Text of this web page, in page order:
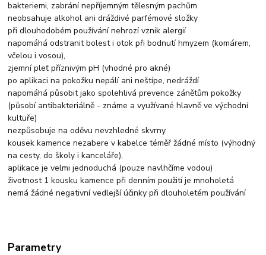
bakteriemi, zabrání nepříjemným tělesným pachům
neobsahuje alkohol ani dráždivé parfémové složky
při dlouhodobém používání nehrozí vznik alergií
napomáhá odstranit bolest i otok při bodnutí hmyzem (komárem,
včelou i vosou),
zjemní pleť příznivým pH (vhodné pro akné)
po aplikaci na pokožku nepálí ani neštípe, nedráždí
napomáhá působit jako spolehlivá prevence zánětům pokožky
(působí antibakteriálně - známe a využívané hlavně ve východní
kultuře)
nezpůsobuje na oděvu nevzhledné skvrny
kousek kamence nezabere v kabelce téměř žádné místo (výhodný
na cesty, do školy i kanceláře),
aplikace je velmi jednoduchá (pouze navlhčíme vodou)
životnost 1 kousku kamence při denním použití je mnoholetá
nemá žádné negativní vedlejší účinky při dlouholetém používání
Parametry